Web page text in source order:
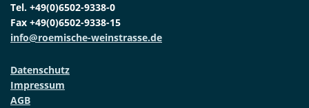
Tel. +49(0)6502-9338-0
Fax +49(0)6502-9338-15
info@roemische-weinstrasse.de
Datenschutz
Impressum
AGB